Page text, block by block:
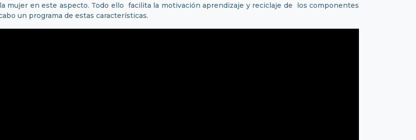
mujer en este aspecto. Todo ello facilita la motivación aprendizaje y reciclaje de los componentes
un programa de estas características.